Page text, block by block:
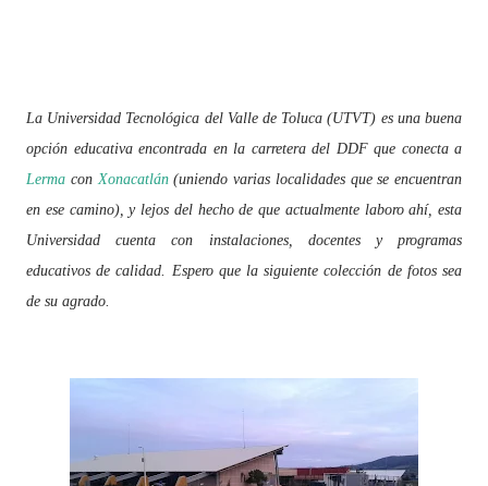
La Universidad Tecnológica del Valle de Toluca (UTVT) es una buena
opción educativa encontrada en la carretera del DDF que conecta a
Lerma conXonacatlán(uniendo varias localidades que se encuentran
en ese camino), y lejos del hecho de que actualmente laboro ahí, esta
Universidad cuenta con instalaciones, docentes y programas
educativos de calidad. Espero que la siguiente colección de fotos sea
de su agrado.